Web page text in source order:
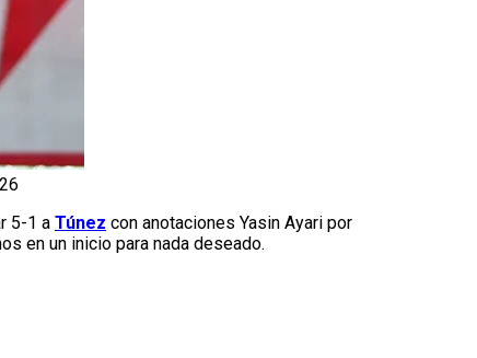
5-1 a Túnez con anotaciones Yasin Ayari por
en un inicio para nada deseado.